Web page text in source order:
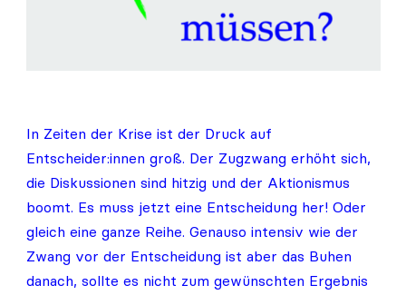
In Zeiten der Krise ist der Druck auf
Entscheider:innen groß. Der Zugzwang erhöht sich,
die Diskussionen sind hitzig und der Aktionismus
boomt. Es muss jetzt eine Entscheidung her! Oder
gleich eine ganze Reihe. Genauso intensiv wie der
Zwang vor der Entscheidung ist aber das Buhen
danach, sollte es nicht zum gewünschten Ergebnis